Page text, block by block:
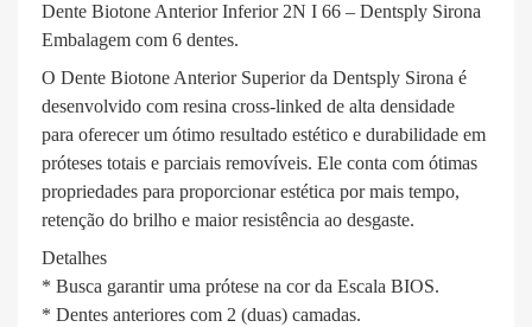
Dente Biotone Anterior Inferior 2N I 66 – Dentsply Sirona
Embalagem com 6 dentes.
O Dente Biotone Anterior Superior da Dentsply Sirona é
desenvolvido com resina cross-linked de alta densidade
para oferecer um ótimo resultado estético e durabilidade em
próteses totais e parciais removíveis. Ele conta com ótimas
propriedades para proporcionar estética por mais tempo,
retenção do brilho e maior resistência ao desgaste.
Detalhes
* Busca garantir uma prótese na cor da Escala BIOS.
* Dentes anteriores com 2 (duas) camadas.